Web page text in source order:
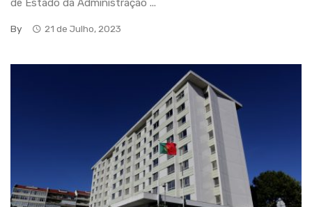
de Estado da Administração ...
By 21 de Julho, 2023